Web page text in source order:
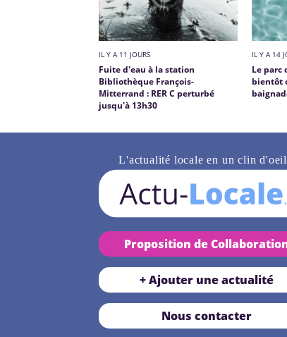
IL Y A 11 JOURS
Fuite d'eau à la station
Bibliothèque François-
Mitterrand : RER C perturbé
jusqu'à 13h30
IL Y A 14
Le parc
bientôt
L'actualité locale en un clin
Proposition de
+ Ajouter une actualité
Nous contacter